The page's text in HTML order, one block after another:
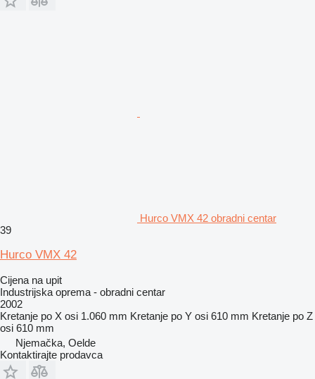
Hurco VMX 42 obradni centar
39
Hurco VMX 42
Cijena na upit
Industrijska oprema - obradni centar
2002
Kretanje po X osi 1.060 mm Kretanje po Y osi 610 mm Kretanje po Z
osi 610 mm
Njemačka, Oelde
Kontaktirajte prodavca